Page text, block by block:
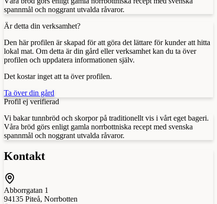
spannmål och noggrant utvalda råvaror.
Är detta din verksamhet?
Den här profilen är skapad för att göra det lättare för kunder att hitta
lokal mat. Om detta är din gård eller verksamhet kan du ta över
profilen och uppdatera informationen själv.
Det kostar inget att ta över profilen.
Ta över din gård
Profil ej verifierad
Vi bakar tunnbröd och skorpor på traditionellt vis i vårt eget bageri.
Våra bröd görs enligt gamla norrbottniska recept med svenska
spannmål och noggrant utvalda råvaror.
Kontakt
Abborrgatan 1
94135 Piteå, Norrbotten